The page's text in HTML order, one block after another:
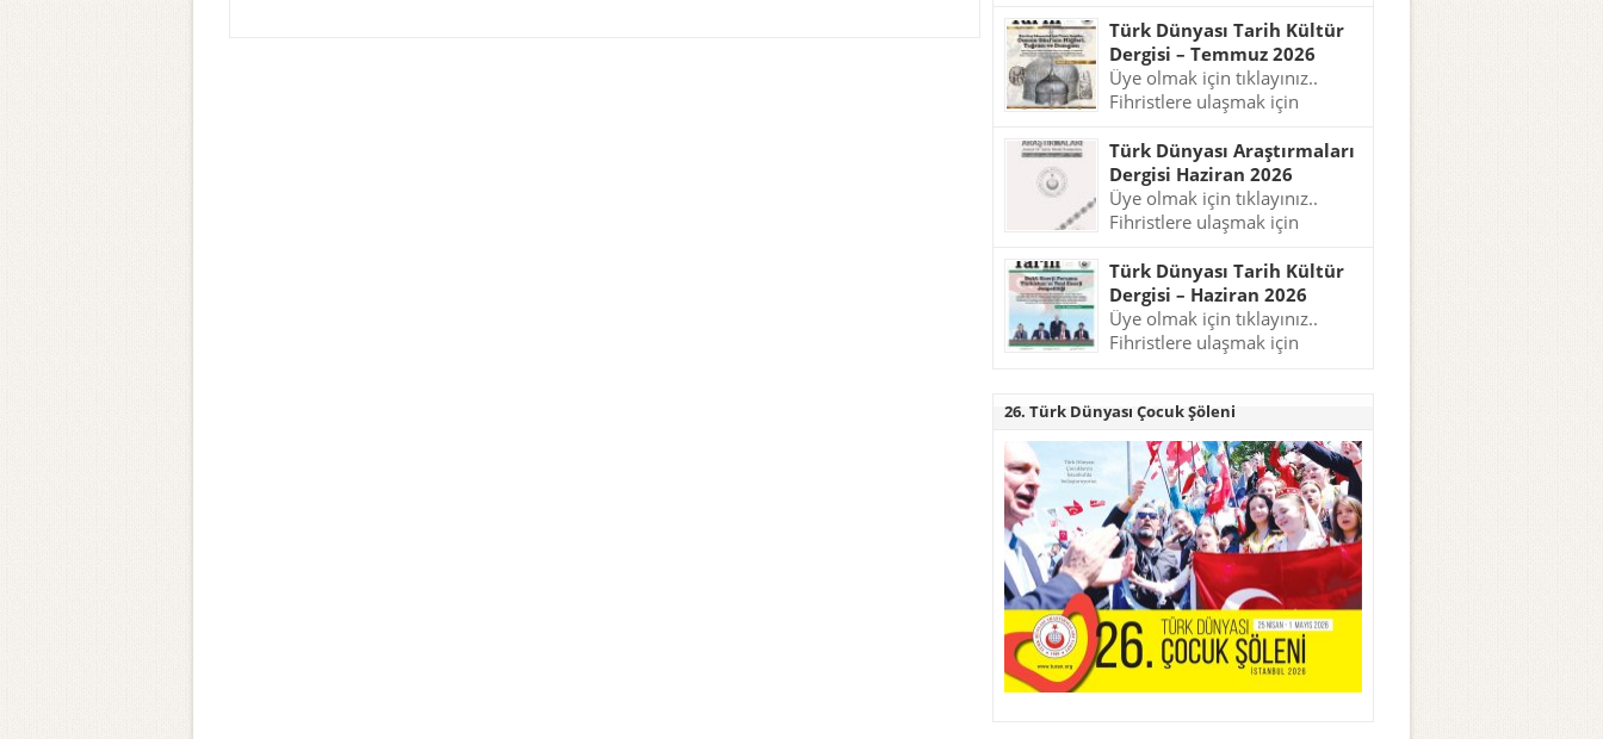
Türk Dünyası Tarih Kültür
Dergisi – Temmuz 2026
Üye olmak için tıklayınız..
Fihristlere ulaşmak için
Türk Dünyası Araştırmaları
Dergisi Haziran 2026
Üye olmak için tıklayınız..
Fihristlere ulaşmak için
Türk Dünyası Tarih Kültür
Dergisi – Haziran 2026
Üye olmak için tıklayınız..
Fihristlere ulaşmak için
26. Türk Dünyası Çocuk Şöleni